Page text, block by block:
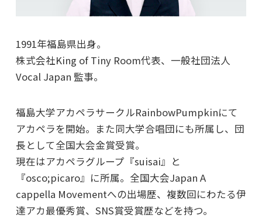
1991年福島県出身。
株式会社King of Tiny Room代表、一般社団法人
Vocal Japan 監事。
福島大学アカペラサークルRainbowPumpkinにて
アカペラを開始。また同大学合唱団にも所属し、団
長として全国大会金賞受賞。
現在はアカペラグループ『suisai』と
『osco;picaro』に所属。全国大会Japan A
cappella Movementへの出場歴、複数回にわたる伊
達アカ最優秀賞、SNS賞受賞歴などを持つ。